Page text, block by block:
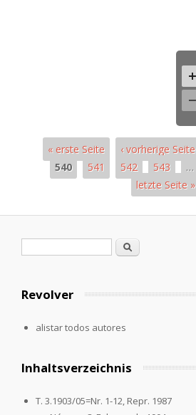
« erste Seite ‹ vorherige Seite
540
541 542 543 …
letzte Seite »
Formulario de búsqueda
Buscar
Revolver
alistar todos autores
Inhaltsverzeichnis
T. 3.1903/05=Nr. 1-12, Repr. 1987